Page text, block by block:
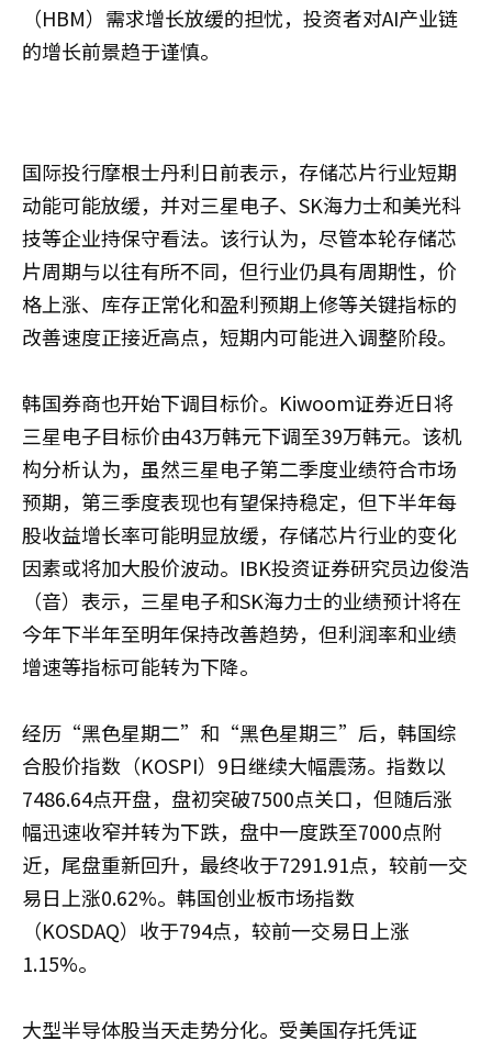
（HBM）需求增长放缓的担忧，投资者对AI产业链
的增长前景趋于谨慎。
国际投行摩根士丹利日前表示，存储芯片行业短期
动能可能放缓，并对三星电子、SK海力士和美光科
技等企业持保守看法。该行认为，尽管本轮存储芯
片周期与以往有所不同，但行业仍具有周期性，价
格上涨、库存正常化和盈利预期上修等关键指标的
改善速度正接近高点，短期内可能进入调整阶段。
韩国券商也开始下调目标价。Kiwoom证券近日将
三星电子目标价由43万韩元下调至39万韩元。该机
构分析认为，虽然三星电子第二季度业绩符合市场
预期，第三季度表现也有望保持稳定，但下半年每
股收益增长率可能明显放缓，存储芯片行业的变化
因素或将加大股价波动。IBK投资证券研究员边俊浩
（音）表示，三星电子和SK海力士的业绩预计将在
今年下半年至明年保持改善趋势，但利润率和业绩
增速等指标可能转为下降。
经历“黑色星期二”和“黑色星期三”后，韩国综
合股价指数（KOSPI）9日继续大幅震荡。指数以
7486.64点开盘，盘初突破7500点关口，但随后涨
幅迅速收窄并转为下跌，盘中一度跌至7000点附
近，尾盘重新回升，最终收于7291.91点，较前一交
易日上涨0.62%。韩国创业板市场指数
（KOSDAQ）收于794点，较前一交易日上涨
1.15%。
大型半导体股当天走势分化。受美国存托凭证